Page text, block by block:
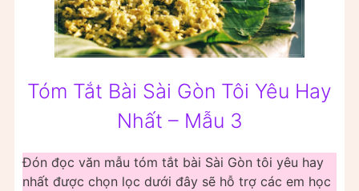
Tóm Tắt Bài Sài Gòn Tôi Yêu Hay
Nhất – Mẫu 3
Đón đọc văn mẫu tóm tắt bài Sài Gòn tôi yêu hay
nhất được chọn lọc dưới đây sẽ hỗ trợ các em học